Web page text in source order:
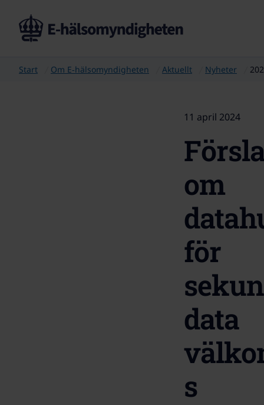
Start Om E‑hälsomyndigheten Aktuellt Nyheter
om
för
data
s
11 april 2024